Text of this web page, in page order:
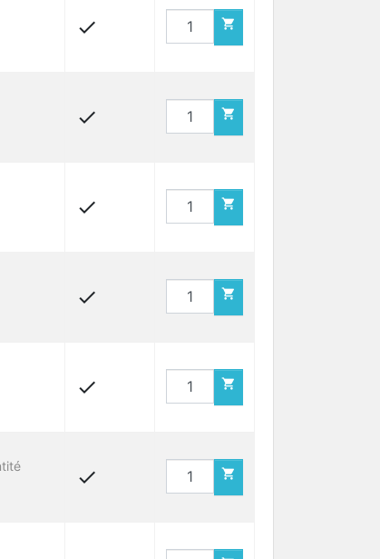
 
 
 
 
 
 